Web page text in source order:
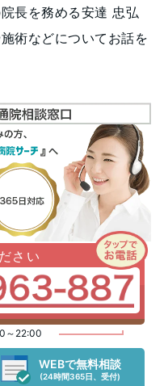
長を務める安達 忠弘
術などについてお話を
さい
～22:00
WEBで無料相談
(24時間365日、受付)